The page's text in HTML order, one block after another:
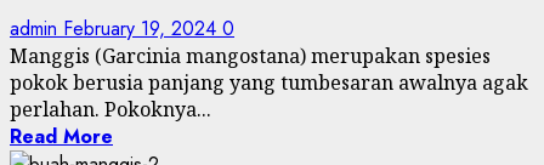
admin February 19, 2024 0
Manggis (Garcinia mangostana) merupakan spesies
pokok berusia panjang yang tumbesaran awalnya agak
perlahan. Pokoknya...
Read More